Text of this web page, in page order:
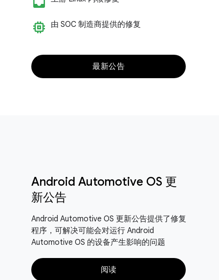
memory 由 SOC 制造商提供的修复
最新公告
Android Automotive OS 更
新公告
Android Automotive OS 更新公告提供了修复
程序，可解决可能会对运行 Android
Automotive OS 的设备产生影响的问题
阅读